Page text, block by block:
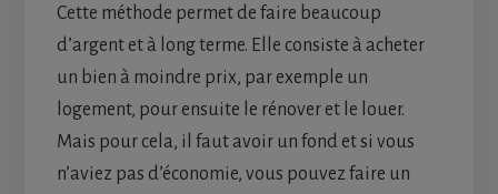
Cette méthode permet de faire beaucoup
d’argent et à long terme. Elle consiste à acheter
un bien à moindre prix, par exemple un
logement, pour ensuite le rénover et le louer.
Mais pour cela, il faut avoir un fond et si vous
n’aviez pas d’économie, vous pouvez faire un